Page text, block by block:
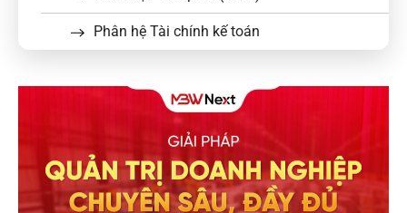
Phân hệ Tài chính kế toán